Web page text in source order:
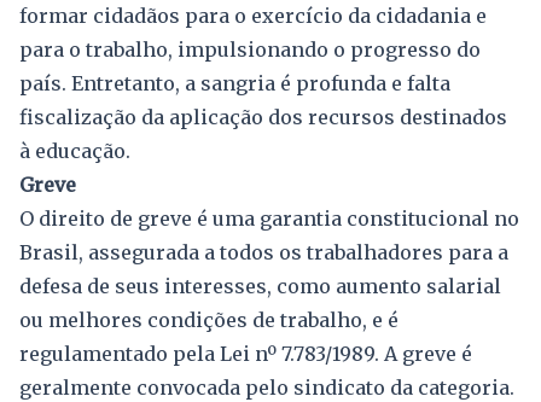
formar cidadãos para o exercício da cidadania e
para o trabalho, impulsionando o progresso do
país. Entretanto, a sangria é profunda e falta
fiscalização da aplicação dos recursos destinados
à educação.
Greve
O direito de greve é ​​uma garantia constitucional no
Brasil, assegurada a todos os trabalhadores para a
defesa de seus interesses, como aumento salarial
ou melhores condições de trabalho, e é
regulamentado pela Lei nº 7.783/1989. A greve é
geralmente convocada pelo sindicato da categoria.